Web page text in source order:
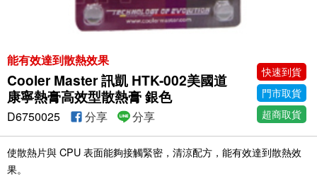
能有效達到散熱效果
Cooler Master 訊凱 HTK-002美國道
康寧熱膏高效型散熱膏 銀色
快速到貨
門市取貨
超商取貨
D6750025 分享 分享
使散熱片與 CPU 表面能夠接觸緊密，清涼配方，能有效達到散熱效
果。